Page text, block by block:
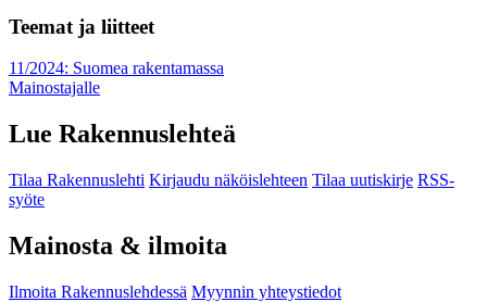
Teemat ja liitteet
11/2024: Suomea rakentamassa
Mainostajalle
Lue Rakennuslehteä
Tilaa Rakennuslehti Kirjaudu näköislehteen Tilaa uutiskirje RSS-
syöte
Mainosta & ilmoita
Ilmoita Rakennuslehdessä Myynnin yhteystiedot